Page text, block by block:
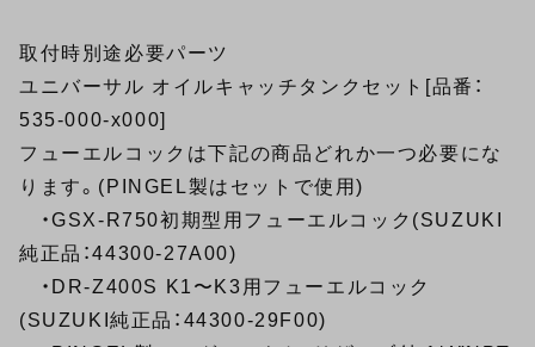
取付時別途必要パーツ
ユニバーサル オイルキャッチタンクセット[品番：
535-000-x000]
フューエルコックは下記の商品どれか一つ必要にな
ります。(PINGEL製はセットで使用)
・GSX-R750初期型用フューエルコック(SUZUKI
純正品：44300-27A00)
・DR-Z400S K1〜K3用フューエルコック
(SUZUKI純正品：44300-29F00)